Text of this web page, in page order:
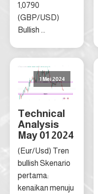
1,0790
(GBP/USD)
Bullish ...
1 Mei 2024
Technical
Analysis
May 01 2024
(Eur/Usd) Tren
bullish Skenario
pertama:
kenaikan menuju